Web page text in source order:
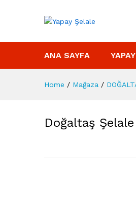
ANA SAYFA
Home / Mağaza /
Doğaltaş